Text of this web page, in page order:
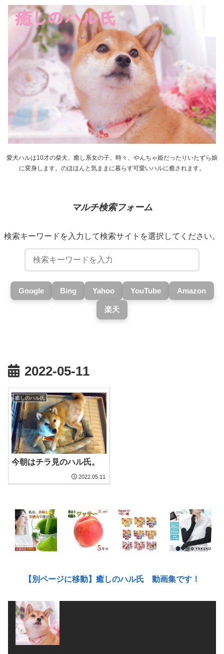
愛犬ハルは10才の柴犬、癒し系女の子。時々、やんちゃ姫だったりいたずら娘
に変身します。のほほんと気ままに暮らす可愛いハルに癒されます。
マルチ検索フォーム
検索キーワードを入力して検索サイトを選択してください。
Google Bing Yahoo YouTube Amazon
楽天
2022-05-11
癒しのハル氏
今朝はチラ見のハル氏。
2022.05.11
【別ページに移動】癒しのハル氏 動画集です！